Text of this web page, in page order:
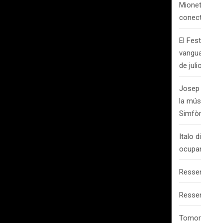
El
de
Josep
la
Italo